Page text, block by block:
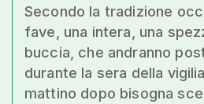
Secondo la tradizione
fave, una intera, una
buccia, che andranno
durante la sera della
mattino dopo bisogna